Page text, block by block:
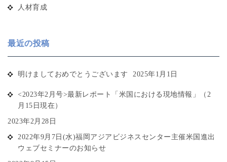
人材育成
最近の投稿
明けましておめでとうございます 2025年1月1日
<2023年2月号>最新レポート「米国における現地情報」（2
月15日現在）
2023年2月28日
2022年9月7日(水)福岡アジアビジネスセンター主催米国進出
ウェブセミナーのお知らせ